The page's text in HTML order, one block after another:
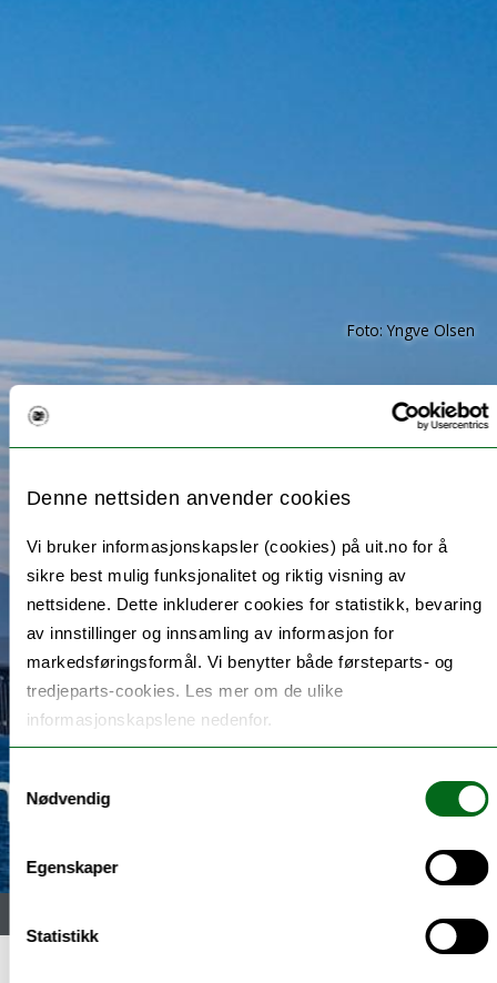
Denne nettsiden anvender cookies
Vi bruker informasjonskapsler (cookies) på uit.no for å
sikre best mulig funksjonalitet og riktig visning av
nettsidene. Dette inkluderer cookies for statistikk, bevaring
av innstillinger og innsamling av informasjon for
markedsføringsformål. Vi benytter både førsteparts- og
tredjeparts-cookies. Les mer om de ulike
informasjonskapslene nedenfor.
Samtykkevalg
Nødvendig
Egenskaper
Statistikk
Foto: Yngve Olsen